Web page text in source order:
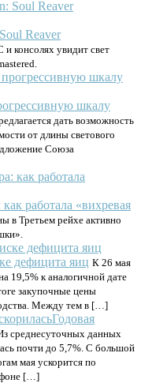
Reaver
и консолях увидит свет
шкалу
дать возможность
от длины светового
Союза
работала «вихревая
в Третьем рейхе активно
дефицита яиц К 26 мая
19,5% к аналогичной дате
закупочные цены
Между тем в […]
Годовая
среднесуточных данных
почти до 5,7%. С большой
мая ускорится по
фоне […]